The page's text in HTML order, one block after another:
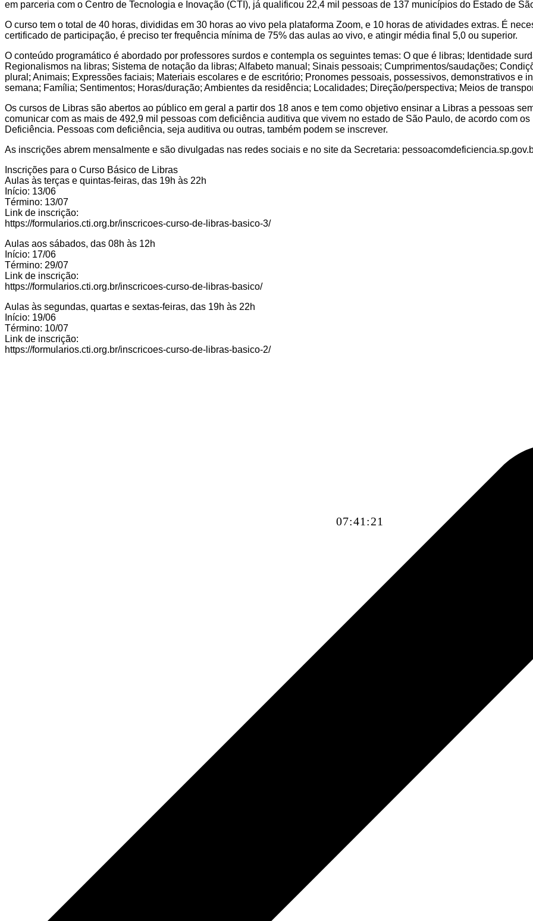
07:41:23
em parceria com o Centro de Tecnologia e Inovação (CTI), já qualificou 22,4 mil pessoas de 137 municípios do Estado de
O curso tem o total de 40 horas, divididas em 30 horas ao vivo pela plataforma Zoom, e 10 horas de atividades extras. É
certificado de participação, é preciso ter frequência mínima de 75% das aulas ao vivo, e atingir média final 5,0 ou superior.
O conteúdo programático é abordado por professores surdos e contempla os seguintes temas: O que é libras; Identidade
Regionalismos na libras; Sistema de notação da libras; Alfabeto manual; Sinais pessoais; Cumprimentos/saudações;
plural; Animais; Expressões faciais; Materiais escolares e de escritório; Pronomes pessoais, possessivos, demonstrativos e
semana; Família; Sentimentos; Horas/duração; Ambientes da residência; Localidades; Direção/perspectiva; Meios de
Os cursos de Libras são abertos ao público em geral a partir dos 18 anos e tem como objetivo ensinar a Libras a pessoas
comunicar com as mais de 492,9 mil pessoas com deficiência auditiva que vivem no estado de São Paulo, de acordo com
Deficiência. Pessoas com deficiência, seja auditiva ou outras, também podem se inscrever.
As inscrições abrem mensalmente e são divulgadas nas redes sociais e no site da Secretaria:
Inscrições para o Curso Básico de Libras
Aulas às terças e quintas-feiras, das 19h às 22h
Início: 13/06
Término: 13/07
Link de inscrição:
https://formularios.cti.org.br/inscricoes-curso-de-libras-basico-3/
Aulas aos sábados, das 08h às 12h
Início: 17/06
Término: 29/07
Link de inscrição:
https://formularios.cti.org.br/inscricoes-curso-de-libras-basico/
Aulas às segundas, quartas e sextas-feiras, das 19h às 22h
Início: 19/06
Término: 10/07
Link de inscrição:
https://formularios.cti.org.br/inscricoes-curso-de-libras-basico-2/